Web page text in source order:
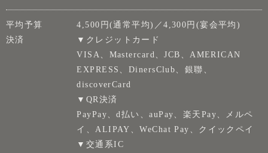
平均予算
4,500円(通常平均)／4,300円(宴会平均)
決済
▼クレジットカード
VISA、Mastercard、JCB、AMERICAN
EXPRESS、DinersClub、銀聯、
discoverCard
▼QR決済
PayPay、d払い、auPay、楽天Pay、メルペ
イ、ALIPAY、WeChat Pay、クイックペイ
▼交通系IC